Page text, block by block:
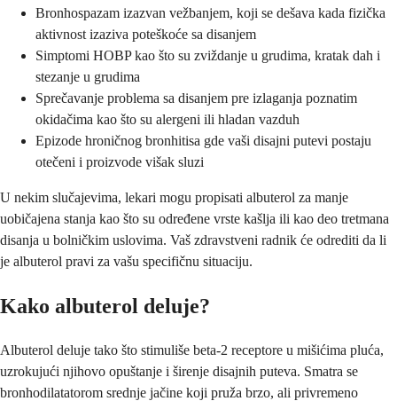
Bronhospazam izazvan vežbanjem, koji se dešava kada fizička
aktivnost izaziva poteškoće sa disanjem
Simptomi HOBP kao što su zviždanje u grudima, kratak dah i
stezanje u grudima
Sprečavanje problema sa disanjem pre izlaganja poznatim
okidačima kao što su alergeni ili hladan vazduh
Epizode hroničnog bronhitisa gde vaši disajni putevi postaju
otečeni i proizvode višak sluzi
U nekim slučajevima, lekari mogu propisati albuterol za manje
uobičajena stanja kao što su određene vrste kašlja ili kao deo tretmana
disanja u bolničkim uslovima. Vaš zdravstveni radnik će odrediti da li
je albuterol pravi za vašu specifičnu situaciju.
Kako albuterol deluje?
Albuterol deluje tako što stimuliše beta-2 receptore u mišićima pluća,
uzrokujući njihovo opuštanje i širenje disajnih puteva. Smatra se
bronhodilatatorom srednje jačine koji pruža brzo, ali privremeno